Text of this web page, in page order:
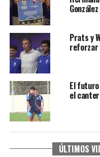
González
Prats y
reforzar
El
el
ÚLTIMOS